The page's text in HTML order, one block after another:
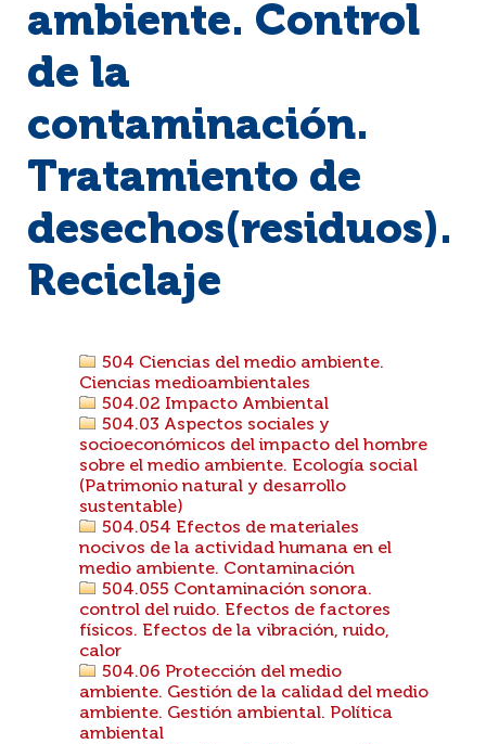
ambiente. Control
de la
contaminación.
Tratamiento de
desechos(residuos).
Reciclaje
504 Ciencias del medio ambiente.
Ciencias medioambientales
504.02 Impacto Ambiental
504.03 Aspectos sociales y
socioeconómicos del impacto del hombre
sobre el medio ambiente. Ecología social
(Patrimonio natural y desarrollo
sustentable)
504.054 Efectos de materiales
nocivos de la actividad humana en el
medio ambiente. Contaminación
504.055 Contaminación sonora.
control del ruido. Efectos de factores
físicos. Efectos de la vibración, ruido,
calor
504.06 Protección del medio
ambiente. Gestión de la calidad del medio
ambiente. Gestión ambiental. Política
ambiental